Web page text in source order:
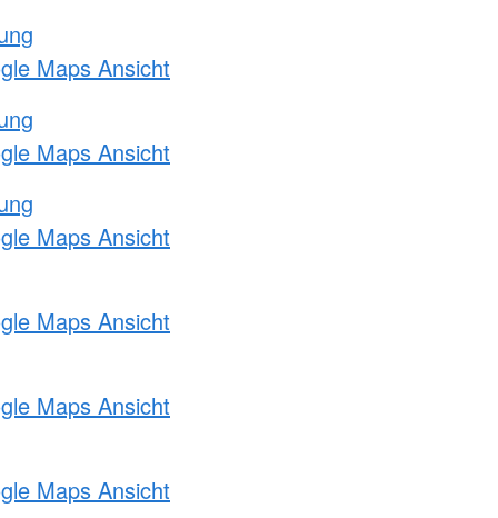
Maps Ansicht
Maps Ansicht
Maps Ansicht
Maps Ansicht
Maps Ansicht
Maps Ansicht